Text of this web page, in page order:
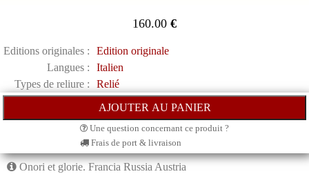
160.00 €
Editions originales :
Edition originale
Langues :
Italien
Types de reliure :
Relié
Une question concernant ce produit ?
Frais de port & livraison
Onori et glorie. Francia Russia Austria